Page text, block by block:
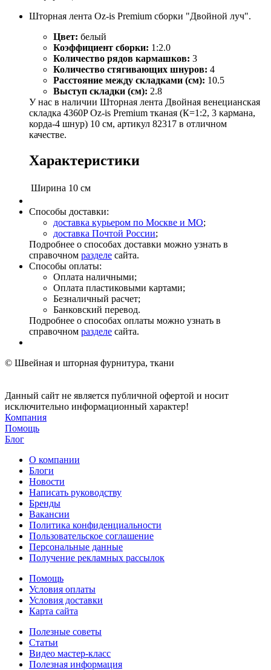
Шторная лента Oz-is Premium сборки "Двойной луч".
Цвет: белый
Коэффициент сборки: 1:2.0
Количество рядов кармашков: 3
Количество стягивающих шнуров: 4
Расстояние между складками (см): 10.5
Выступ складки (см): 2.8
У нас в наличии Шторная лента Двойная венецианская
складка 4360P Oz-is Premium тканая (К=1:2, 3 кармана,
корда-4 шнур) 10 см, артикул 82317 в отличном
качестве.
Характеристики
Ширина 10 см
Способы доставки:
доставка курьером по Москве и МО;
доставка Почтой России;
Подробнее о способах доставки можно узнать в
справочном разделе сайта.
Способы оплаты:
Оплата наличными;
Оплата пластиковыми картами;
Безналичный расчет;
Банковский перевод.
Подробнее о способах оплаты можно узнать в
справочном разделе сайта.
© Швейная и шторная фурнитура, ткани
Данный сайт не является публичной офертой и носит
исключительно информационный характер!
Компания
Помощь
Блог
О компании
Блоги
Новости
Написать руководству
Бренды
Вакансии
Политика конфиденциальности
Пользовательское соглашение
Персональные данные
Получение рекламных рассылок
Помощь
Условия оплаты
Условия доставки
Карта сайта
Полезные советы
Статьи
Видео мастер-класс
Полезная информация